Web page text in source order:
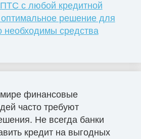
с любой кредитной
решение для
необходимы средства
финансовые
часто требуют
Не всегда банки
кредит на выгодных